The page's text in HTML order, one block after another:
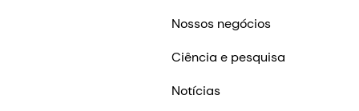
Nossos negócios
Ciência e pesquisa
Notícias